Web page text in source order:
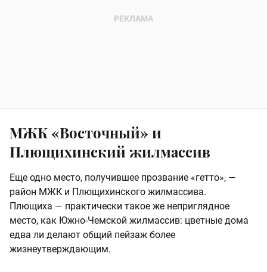
МЖК «Восточный» и
Плющихинский жилмассив
Еще одно место, получившее прозвание «гетто», —
район МЖК и Плющихинского жилмассива.
Плющиха — практически такое же неприглядное
место, как Южно-Чемской жилмассив: цветные дома
едва ли делают общий пейзаж более
жизнеутверждающим.